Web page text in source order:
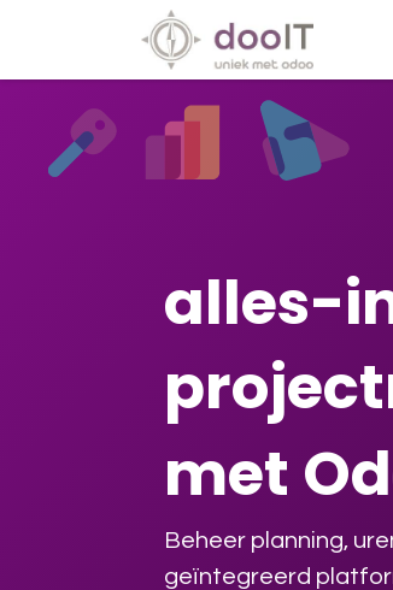
Overslaan naar inhoud
alles-
met
Beheer planning,
geïntegreerd